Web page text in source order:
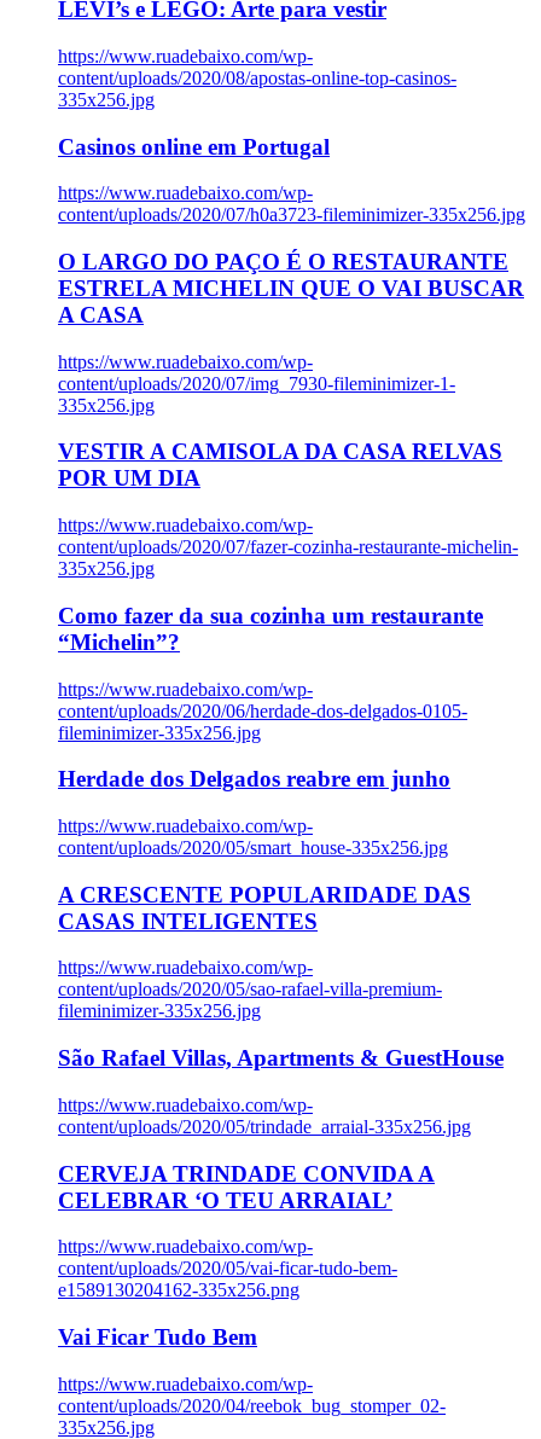
LEVI’s e LEGO: Arte para vestir
https://www.ruadebaixo.com/wp-
content/uploads/2020/08/apostas-online-top-casinos-
335x256.jpg
Casinos online em Portugal
https://www.ruadebaixo.com/wp-
content/uploads/2020/07/h0a3723-fileminimizer-335x256.jpg
O LARGO DO PAÇO É O RESTAURANTE
ESTRELA MICHELIN QUE O VAI BUSCAR
A CASA
https://www.ruadebaixo.com/wp-
content/uploads/2020/07/img_7930-fileminimizer-1-
335x256.jpg
VESTIR A CAMISOLA DA CASA RELVAS
POR UM DIA
https://www.ruadebaixo.com/wp-
content/uploads/2020/07/fazer-cozinha-restaurante-michelin-
335x256.jpg
Como fazer da sua cozinha um restaurante
“Michelin”?
https://www.ruadebaixo.com/wp-
content/uploads/2020/06/herdade-dos-delgados-0105-
fileminimizer-335x256.jpg
Herdade dos Delgados reabre em junho
https://www.ruadebaixo.com/wp-
content/uploads/2020/05/smart_house-335x256.jpg
A CRESCENTE POPULARIDADE DAS
CASAS INTELIGENTES
https://www.ruadebaixo.com/wp-
content/uploads/2020/05/sao-rafael-villa-premium-
fileminimizer-335x256.jpg
São Rafael Villas, Apartments & GuestHouse
https://www.ruadebaixo.com/wp-
content/uploads/2020/05/trindade_arraial-335x256.jpg
CERVEJA TRINDADE CONVIDA A
CELEBRAR ‘O TEU ARRAIAL’
https://www.ruadebaixo.com/wp-
content/uploads/2020/05/vai-ficar-tudo-bem-
e1589130204162-335x256.png
Vai Ficar Tudo Bem
https://www.ruadebaixo.com/wp-
content/uploads/2020/04/reebok_bug_stomper_02-
335x256.jpg